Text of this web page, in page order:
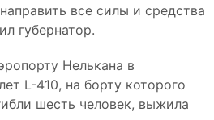
все силы и средства
губернатор.
Нелькана в
L-410, на борту которого
шесть человек, выжила